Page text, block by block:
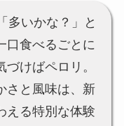
多いかな？」と
口食べるごとに
けばペロリ。
さと風味は、新
える特別な体験